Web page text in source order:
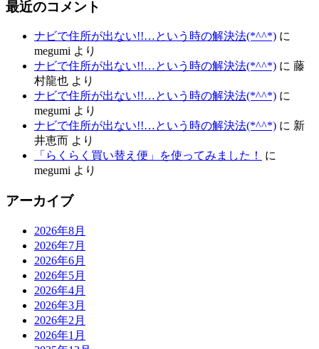
最近のコメント
ナビで住所が出ない!!…という時の解決法(*^^*) に
megumi より
ナビで住所が出ない!!…という時の解決法(*^^*) に 藤
村龍也 より
ナビで住所が出ない!!…という時の解決法(*^^*) に
megumi より
ナビで住所が出ない!!…という時の解決法(*^^*) に 新
井恵而 より
「らくらく買い替え便」を使ってみました！
に
megumi より
アーカイブ
2026年8月
2026年7月
2026年6月
2026年5月
2026年4月
2026年3月
2026年2月
2026年1月